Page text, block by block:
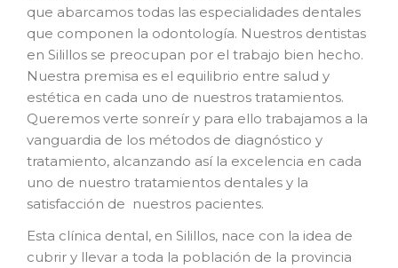
que abarcamos todas las especialidades dentales
que componen la odontología. Nuestros dentistas
en Silillos se preocupan por el trabajo bien hecho.
Nuestra premisa es el equilibrio entre salud y
estética en cada uno de nuestros tratamientos.
Queremos verte sonreír y para ello trabajamos a la
vanguardia de los métodos de diagnóstico y
tratamiento, alcanzando así la excelencia en cada
uno de nuestro tratamientos dentales y la
satisfacción de nuestros pacientes.
Esta clínica dental, en Silillos, nace con la idea de
cubrir y llevar a toda la población de la provincia